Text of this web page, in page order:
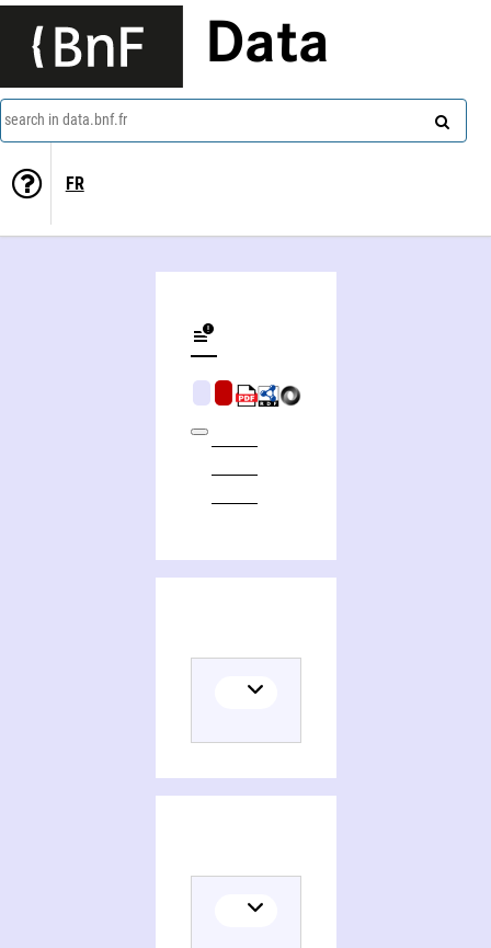
Data
search in data.bnf.fr
FR